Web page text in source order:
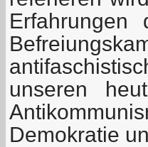
Erfahrungen
unseren
Demokratie